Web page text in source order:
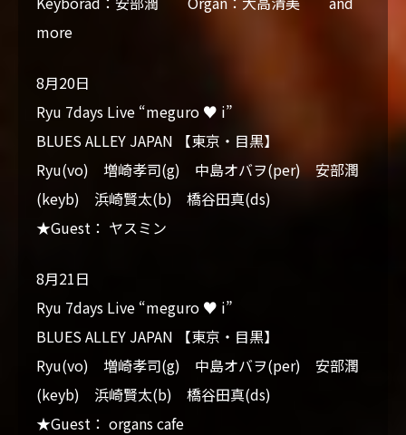
more
8月20日
Ryu 7days Live “meguro ♥ i”
BLUES ALLEY JAPAN 【東京・目黒】
Ryu(vo) 増崎孝司(g) 中島オバヲ(per) 安部潤
(keyb) 浜崎賢太(b) 橋谷田真(ds)
★Guest： ヤスミン
8月21日
Ryu 7days Live “meguro ♥ i”
BLUES ALLEY JAPAN 【東京・目黒】
Ryu(vo) 増崎孝司(g) 中島オバヲ(per) 安部潤
(keyb) 浜崎賢太(b) 橋谷田真(ds)
★Guest： organs cafe